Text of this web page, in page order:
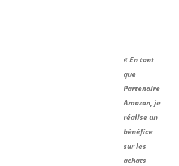
« En tant
que
Partenaire
Amazon, je
réalise un
bénéfice
sur les
achats